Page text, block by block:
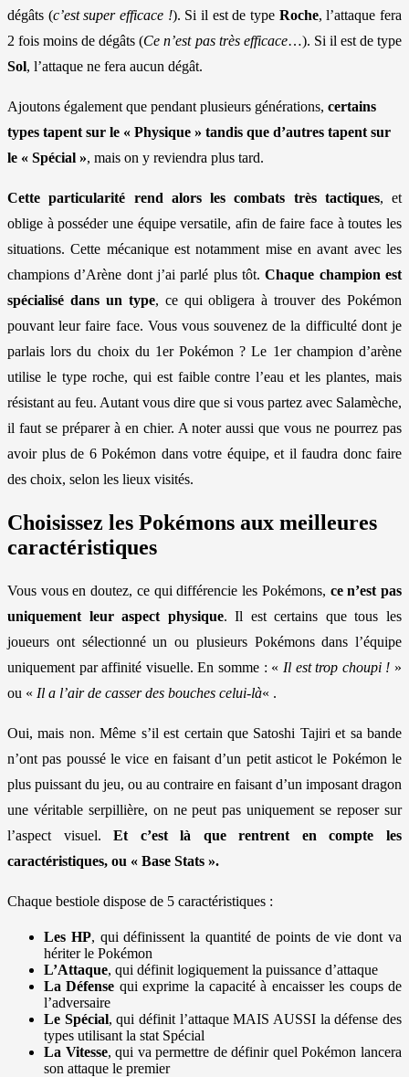
dégâts (c’est super efficace !). Si il est de type Roche, l’attaque fera
2 fois moins de dégâts (Ce n’est pas très efficace…). Si il est de type
Sol, l’attaque ne fera aucun dégât.
Ajoutons également que pendant plusieurs générations, certains
types tapent sur le « Physique » tandis que d’autres tapent sur
le « Spécial », mais on y reviendra plus tard.
Cette particularité rend alors les combats très tactiques, et
oblige à posséder une équipe versatile, afin de faire face à toutes les
situations. Cette mécanique est notamment mise en avant avec les
champions d’Arène dont j’ai parlé plus tôt.Chaque champion est
spécialisé dans un type, ce qui obligera à trouver des Pokémon
pouvant leur faire face. Vous vous souvenez de la difficulté dont je
parlais lors du choix du 1er Pokémon ? Le 1er champion d’arène
utilise le type roche, qui est faible contre l’eau et les plantes, mais
résistant au feu. Autant vous dire que si vous partez avec Salamèche,
il faut se préparer à en chier. A noter aussi que vous ne pourrez pas
avoir plus de 6 Pokémon dans votre équipe, et il faudra donc faire
des choix, selon les lieux visités.
Choisissez les Pokémons aux meilleures
caractéristiques
Vous vous en doutez, ce qui différencie les Pokémons, ce n’est pas
uniquement leur aspect physique. Il est certains que tous les
joueurs ont sélectionné un ou plusieurs Pokémons dans l’équipe
uniquement par affinité visuelle. En somme : « Il est trop choupi ! »
ou « Il a l’air de casser des bouches celui-là« .
Oui, mais non. Même s’il est certain que Satoshi Tajiri et sa bande
n’ont pas poussé le vice en faisant d’un petit asticot le Pokémon le
plus puissant du jeu, ou au contraire en faisant d’un imposant dragon
une véritable serpillière, on ne peut pas uniquement se reposer sur
l’aspect visuel.Et c’est là que rentrent en compte les
caractéristiques, ou « Base Stats ».
Chaque bestiole dispose de 5 caractéristiques :
Les HP, qui définissent la quantité de points de vie dont va
hériter le Pokémon
L’Attaque, qui définit logiquement la puissance d’attaque
La Défense qui exprime la capacité à encaisser les coups de
l’adversaire
Le Spécial, qui définit l’attaque MAIS AUSSI la défense des
types utilisant la stat Spécial
La Vitesse, qui va permettre de définir quel Pokémon lancera
son attaque le premier